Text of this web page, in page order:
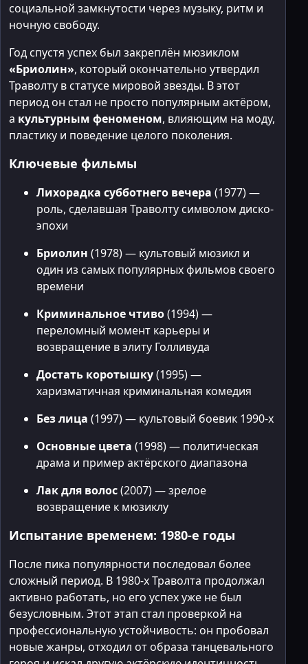
социальной замкнутости через музыку, ритм и
ночную свободу.
Год спустя успех был закреплён мюзиклом
«Бриолин», который окончательно утвердил
Траволту в статусе мировой звезды. В этот
период он стал не просто популярным актёром,
а культурным феноменом, влияющим на моду,
пластику и поведение целого поколения.
Ключевые фильмы
Лихорадка субботнего вечера (1977) —
роль, сделавшая Траволту символом диско-
эпохи
Бриолин (1978) — культовый мюзикл и
один из самых популярных фильмов своего
времени
Криминальное чтиво(1994) —
переломный момент карьеры и
возвращение в элиту Голливуда
Достать коротышку(1995) —
харизматичная криминальная комедия
Без лица (1997) — культовый боевик 1990-х
Основные цвета (1998) — политическая
драма и пример актёрского диапазона
Лак для волос(2007) — зрелое
возвращение к мюзиклу
Испытание временем: 1980-е годы
После пика популярности последовал более
сложный период. В 1980-х Траволта продолжал
активно работать, но его успех уже не был
безусловным. Этот этап стал проверкой на
профессиональную устойчивость: он пробовал
новые жанры, отходил от образа танцевального